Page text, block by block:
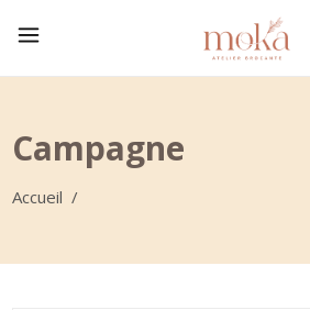
Campagne
Accueil /